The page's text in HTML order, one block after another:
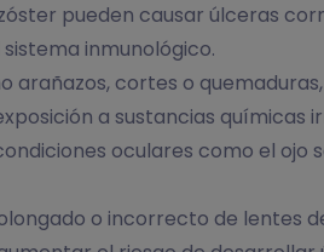
pueden causar úlceras
inmunológico.
arañazos, cortes o
a sustancias químicas
oculares como el
o incorrecto de lentes